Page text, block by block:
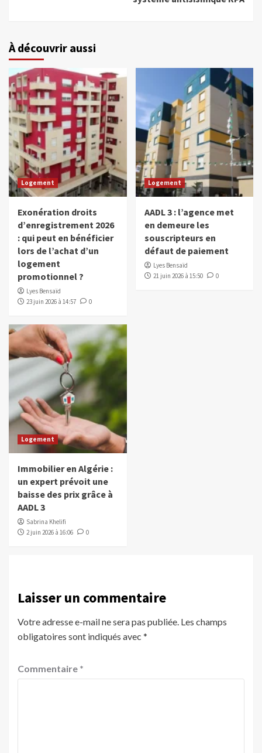
À découvrir aussi
Logement
Exonération droits
d’enregistrement 2026
: qui peut en bénéficier
lors de l’achat d’un
logement
promotionnel ?
Lyes Bensaïd
23 juin 2026 à 14:57
0
Logement
AADL 3 : l’agence met
en demeure les
souscripteurs en
défaut de paiement
Lyes Bensaïd
21 juin 2026 à 15:50
0
Logement
Immobilier en Algérie :
un expert prévoit une
baisse des prix grâce à
AADL 3
Sabrina Khelifi
2 juin 2026 à 16:06
0
Laisser un commentaire
Votre adresse e-mail ne sera pas publiée. Les champs
obligatoires sont indiqués avec *
Commentaire *